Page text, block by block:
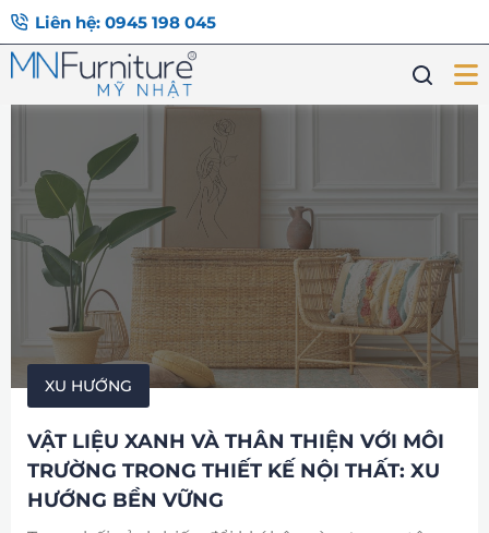
Liên hệ: 0945 198 045
XU HƯỚNG
VẬT LIỆU XANH VÀ THÂN THIỆN VỚI MÔI
TRƯỜNG TRONG THIẾT KẾ NỘI THẤT: XU
HƯỚNG BỀN VỮNG